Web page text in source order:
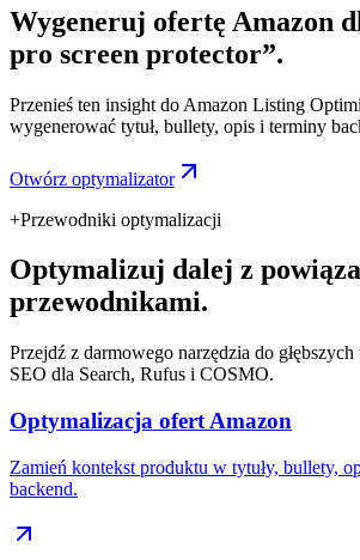
Wygeneruj ofertę Amazon
pro screen protector”.
Przenieś ten insight do Amazon Listing
wygenerować tytuł, bullety, opis i terminy
Otwórz optymalizator
+Przewodniki optymalizacji
Optymalizuj dalej z
przewodnikami.
Przejdź z darmowego narzędzia do
SEO dla Search, Rufus i COSMO.
Optymalizacja ofert Amazon
Zamień kontekst produktu w tytuły, bullety,
backend.